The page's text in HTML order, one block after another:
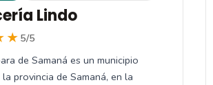
Lindo
5/5
de Samaná es un municipio
provincia de Samaná, en la